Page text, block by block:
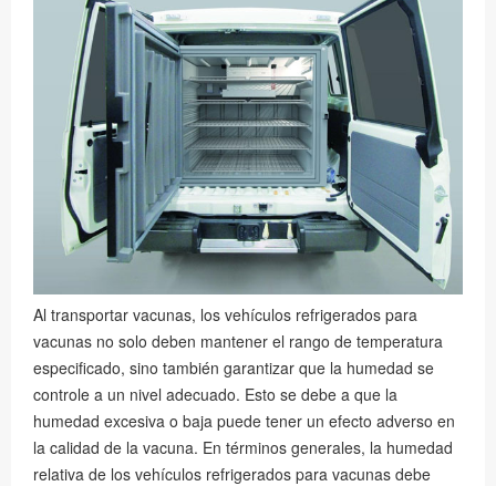
Al transportar vacunas, los vehículos refrigerados para
vacunas no solo deben mantener el rango de temperatura
especificado, sino también garantizar que la humedad se
controle a un nivel adecuado. Esto se debe a que la
humedad excesiva o baja puede tener un efecto adverso en
la calidad de la vacuna. En términos generales, la humedad
relativa de los vehículos refrigerados para vacunas debe